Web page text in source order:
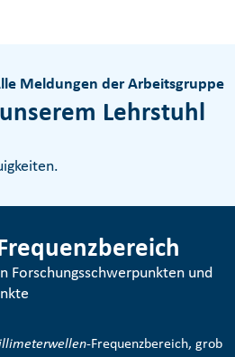
Lehrstuhl
Meldungen der Arbeitsgruppe
Forschungsschwerpunkten und
-Frequenzbereich, grob